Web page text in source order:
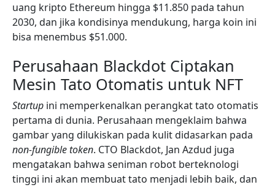
uang kripto Ethereum hingga $11.850 pada tahun
2030, dan jika kondisinya mendukung, harga koin ini
bisa menembus $51.000.
Perusahaan Blackdot Ciptakan
Mesin Tato Otomatis untuk NFT
Startup ini memperkenalkan perangkat tato otomatis
pertama di dunia. Perusahaan mengeklaim bahwa
gambar yang dilukiskan pada kulit didasarkan pada
non-fungible token. CTO Blackdot, Jan Azdud juga
mengatakan bahwa seniman robot berteknologi
tinggi ini akan membuat tato menjadi lebih baik, dan